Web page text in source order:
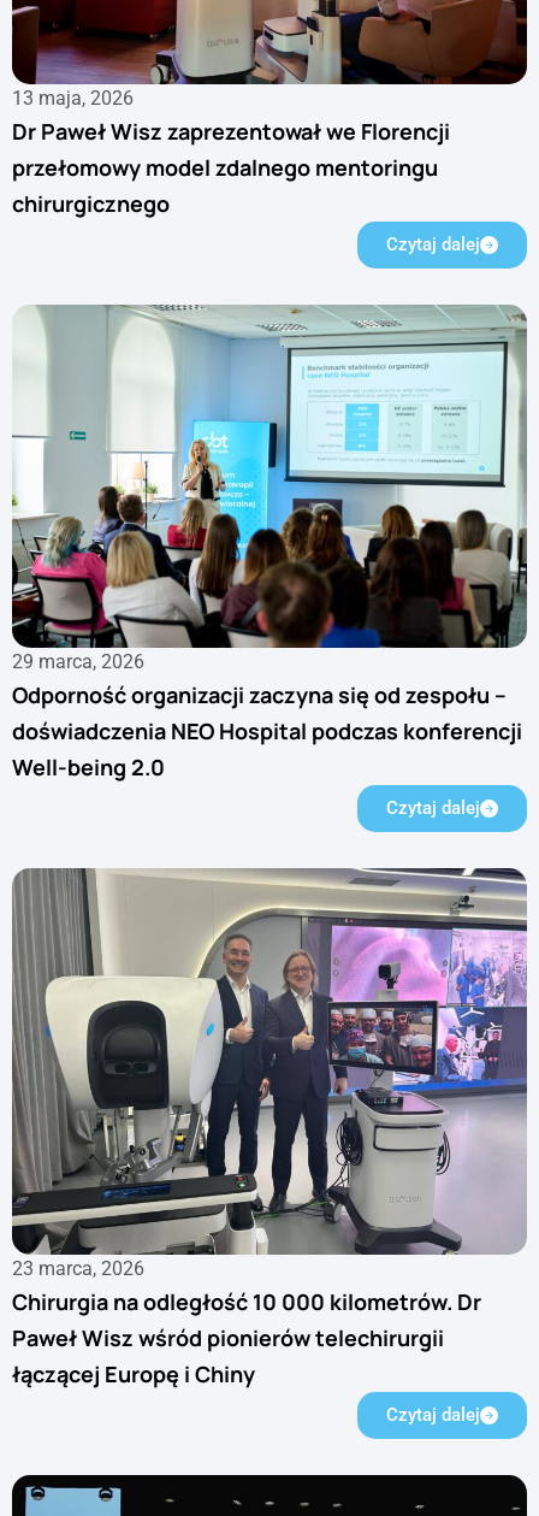
13 maja, 2026
Dr Paweł Wisz zaprezentował we Florencji
przełomowy model zdalnego mentoringu
chirurgicznego
Czytaj dalej
29 marca, 2026
Odporność organizacji zaczyna się od zespołu –
doświadczenia NEO Hospital podczas konferencji
Well-being 2.0
Czytaj dalej
23 marca, 2026
Chirurgia na odległość 10 000 kilometrów. Dr
Paweł Wisz wśród pionierów telechirurgii
łączącej Europę i Chiny
Czytaj dalej